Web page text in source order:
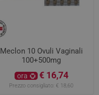
Meclon 10 Ovuli Vaginali
100+500mg
ora € 16,74
Prezzo consigliato: € 18,60